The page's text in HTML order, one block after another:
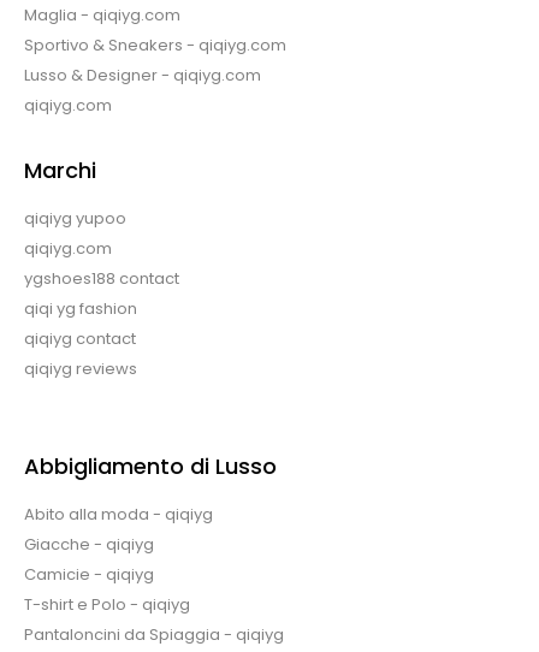
Maglia - qiqiyg.com
Sportivo & Sneakers - qiqiyg.com
Lusso & Designer - qiqiyg.com
qiqiyg.com
Marchi
qiqiyg yupoo
qiqiyg.com
ygshoes188 contact
qiqi yg fashion
qiqiyg contact
qiqiyg reviews
Abbigliamento di Lusso
Abito alla moda - qiqiyg
Giacche - qiqiyg
Camicie - qiqiyg
T-shirt e Polo - qiqiyg
Pantaloncini da Spiaggia - qiqiyg